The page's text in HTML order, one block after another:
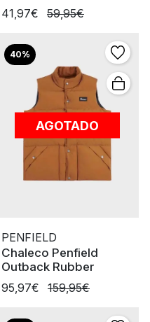
41,97€
59,95€
40%
AGOTADO
PENFIELD
Chaleco Penfield
Outback Rubber
95,97€
159,95€